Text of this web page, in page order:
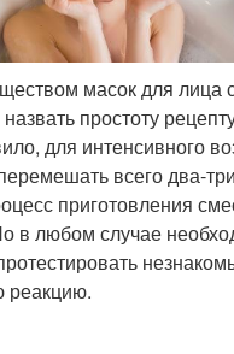
масок для лица
простоту
для интенсивного
всего два-
приготовления
в любом случае
реакцию.